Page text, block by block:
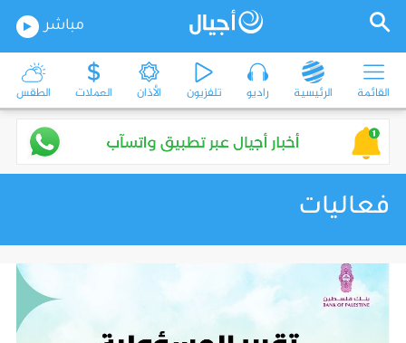
مباشر
القائمة الرئيسية راديو تلفزيون الأذان العملات الطقس
فعاليات